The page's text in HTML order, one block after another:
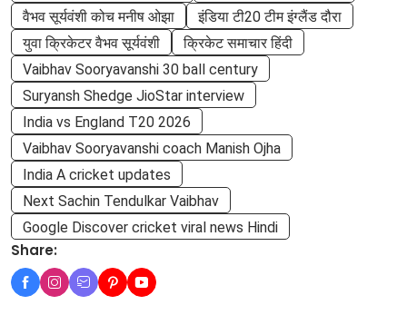
वैभव सूर्यवंशी कोच मनीष ओझा
इंडिया टी20 टीम इंग्लैंड दौरा
युवा क्रिकेटर वैभव सूर्यवंशी
क्रिकेट समाचार हिंदी
Vaibhav Sooryavanshi 30 ball century
Suryansh Shedge JioStar interview
India vs England T20 2026
Vaibhav Sooryavanshi coach Manish Ojha
India A cricket updates
Next Sachin Tendulkar Vaibhav
Google Discover cricket viral news Hindi
Share: